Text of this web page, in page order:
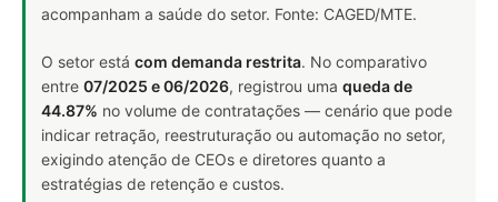
acompanham a saúde do setor. Fonte: CAGED/MTE.
O setor está com demanda restrita. No comparativo
entre 07/2025 e 06/2026, registrou uma queda de
44.87% no volume de contratações — cenário que pode
indicar retração, reestruturação ou automação no setor,
exigindo atenção de CEOs e diretores quanto a
estratégias de retenção e custos.